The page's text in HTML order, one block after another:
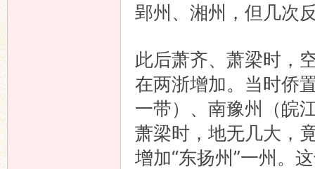
郢州、湘州，但几次
此后萧齐、萧梁时，
在两浙增加。当时侨
一带）、南豫州（皖
萧梁时，地无几大，
增加“东扬州”一州。